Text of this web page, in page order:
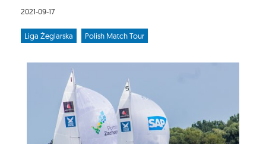
2021-09-17
Liga Żeglarska Polish Match Tour